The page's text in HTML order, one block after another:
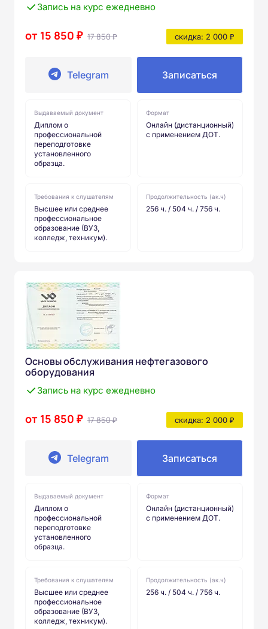
Запись на курс ежедневно
от 15 850 ₽ 17 850 ₽ скидка: 2 000 ₽
Telegram Записаться
Выдаваемый документ
Диплом о
профессиональной
переподготовке
установленного
образца.
Формат
Онлайн (дистанционный)
с применением ДОТ.
Требования к слушателям
Высшее или среднее
профессиональное
образование (ВУЗ,
колледж, техникум).
Продолжительность (ак.ч)
256 ч. / 504 ч. / 756 ч.
Основы обслуживания нефтегазового
оборудования
Запись на курс ежедневно
от 15 850 ₽ 17 850 ₽ скидка: 2 000 ₽
Telegram Записаться
Выдаваемый документ
Диплом о
профессиональной
переподготовке
установленного
образца.
Формат
Онлайн (дистанционный)
с применением ДОТ.
Требования к слушателям
Высшее или среднее
профессиональное
образование (ВУЗ,
колледж, техникум).
Продолжительность (ак.ч)
256 ч. / 504 ч. / 756 ч.